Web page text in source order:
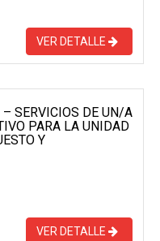
VER DETALLE
SERVICIOS DE UN/A
PARA LA UNIDAD
Y
VER DETALLE